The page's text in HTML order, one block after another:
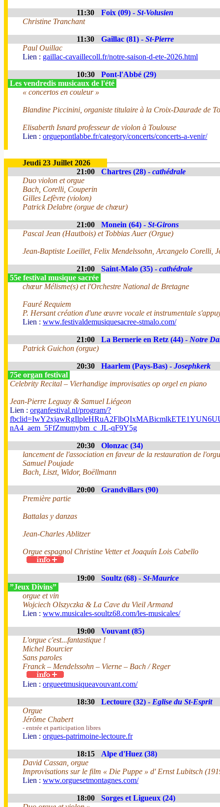
11:30 Foix (09) - St-Volusien
Christine Tranchant
11:30 Gaillac (81) - St-Pierre
Paul Ouillac
Lien : gaillac-cavaillecoll.fr/notre-saison-d-ete-2026.html
10:30
Pont-l'Abbé (29)
Les vendredis musicaux de l'été
« concertos en couleur »
Blandine Piccinini, organiste titulaire à la Croix-Daurade de
Elisaberth Isnard professeur de violon à Toulouse
Lien : orguepontlabbe.fr/category/concerts/concerts-a-venir/
Jeudi 23 Juillet 2026
21:00
Chartres (28) - cathédrale
Duo violon et orgue
Bach, Corelli, Couperin
Gilles Lefèvre (violon)
Patrick Delabre (orgue de chœur)
21:00 Monein (64) - St-Girons
Pascal Jean (Hautbois) et Tobbias Auer (Orgue)
Jean-Baptiste Loeillet, Felix Mendelssohn, Arcangelo Corelli,
21:00 Saint-Malo (35) - cathédrale
55e festival musique sacrée
chœur Mélisme(s) et l'Orchestre National de Bretagne
Fauré Requiem
P. Hersant création d'une œuvre vocale et instrumentale
Lien : www.festivaldemusiquesacree-stmalo.com/
21:00 La Bernerie en Retz (44) - Notre
Patrick Guichon (orgue)
20:30 Haarlem (Pays-Bas) - Josephkerk
75e organ festival
Celebrity Recital – Vierhandige improvisaties op orgel en piano
Jean-Pierre Leguay & Samuel Liégeon
Lien : organfestival.nl/program/?
nA4_aem_5FfZmumybm_c_JL-qF9Y5g
20:30
Olonzac (34)
lancement de l'association en faveur de la restauration de
Samuel Poujade
Bach, Liszt, Widor, Boëllmann
20:00
Grandvillars (90)
Première partie
Battalas y danzas
Jean-Charles Ablitzer
Orgue espagnol Christine Vetter et Joaquín Lois Cabello
19:00 Soultz (68) - St-Maurice
”Jeux Divins”
orgue et vin
Wojciech Olszyczka & La Cave du Vieil Armand
Lien : www.musicales-soultz68.com/les-musicales/
19:00
Vouvant (85)
L'orgue c'est...fantastique !
Michel Bourcier
Sans paroles
Franck – Mendelssohn – Vierne – Bach / Reger
Lien : orgueetmusiqueavouvant.com/
18:30 Lectoure (32) - Eglise du St-Esprit
Orgue
Jérôme Chabert
- entrée et participation libres
Lien : orgues-patrimoine-lectoure.fr
18:15
Alpe d'Huez (38)
David Cassan, orgue
Improvisations sur le film « Die Puppe » d' Ernst Lubitsch
Lien : www.orguesetmontagnes.com/
18:00
Sorges et Ligueux (24)